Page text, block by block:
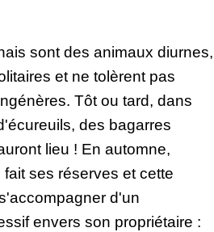
sont des animaux diurnes,
et ne tolèrent pas
Tôt ou tard, dans
des bagarres
lieu ! En automne,
fait ses réserves et cette
d'un
envers son propriétaire :